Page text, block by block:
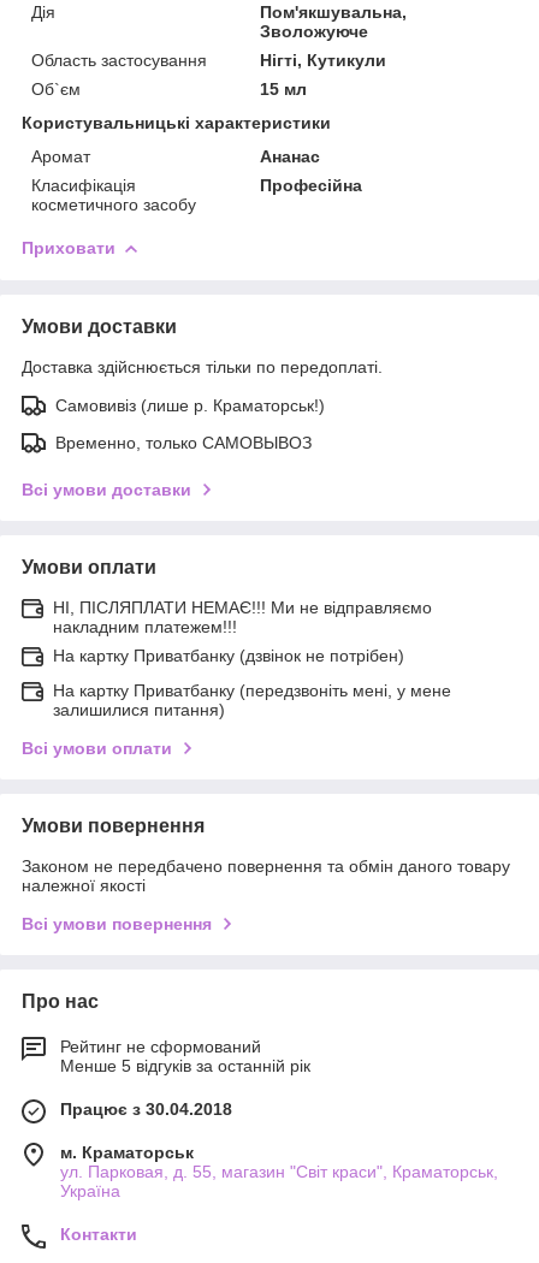
Дія
Пом'якшувальна,
Зволожуюче
Область застосування
Нігті, Кутикули
Об`єм
15 мл
Користувальницькі характеристики
Аромат
Ананас
Класифікація
косметичного засобу
Професійна
Приховати
Умови доставки
Доставка здійснюється тільки по передоплаті.
Самовивіз (лише р. Краматорськ!)
Временно, только САМОВЫВОЗ
Всі умови доставки
Умови оплати
НІ, ПІСЛЯПЛАТИ НЕМАЄ!!! Ми не відправляємо
накладним платежем!!!
На картку Приватбанку (дзвінок не потрібен)
На картку Приватбанку (передзвоніть мені, у мене
залишилися питання)
Всі умови оплати
Умови повернення
Законом не передбачено повернення та обмін даного товару
належної якості
Всі умови повернення
Про нас
Рейтинг не сформований
Менше 5 відгуків за останній рік
Працює з 30.04.2018
м. Краматорськ
ул. Парковая, д. 55, магазин "Світ краси", Краматорськ,
Україна
Контакти